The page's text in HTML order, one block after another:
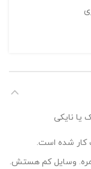
یا نایکی
کار شده است.
وسایل کم هستش.